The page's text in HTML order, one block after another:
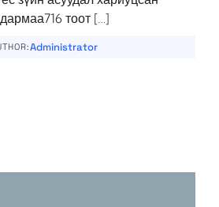
тоот […]
Administrator